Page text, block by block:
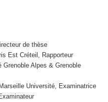
de thèse
Est Créteil, Rapporteur
Alpes & Grenoble
Université, Examinatrice